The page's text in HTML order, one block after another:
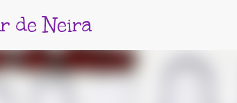
de Neira